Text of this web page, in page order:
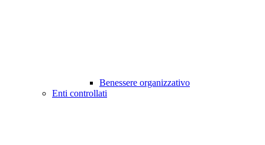
Benessere organizzativo
Enti controllati